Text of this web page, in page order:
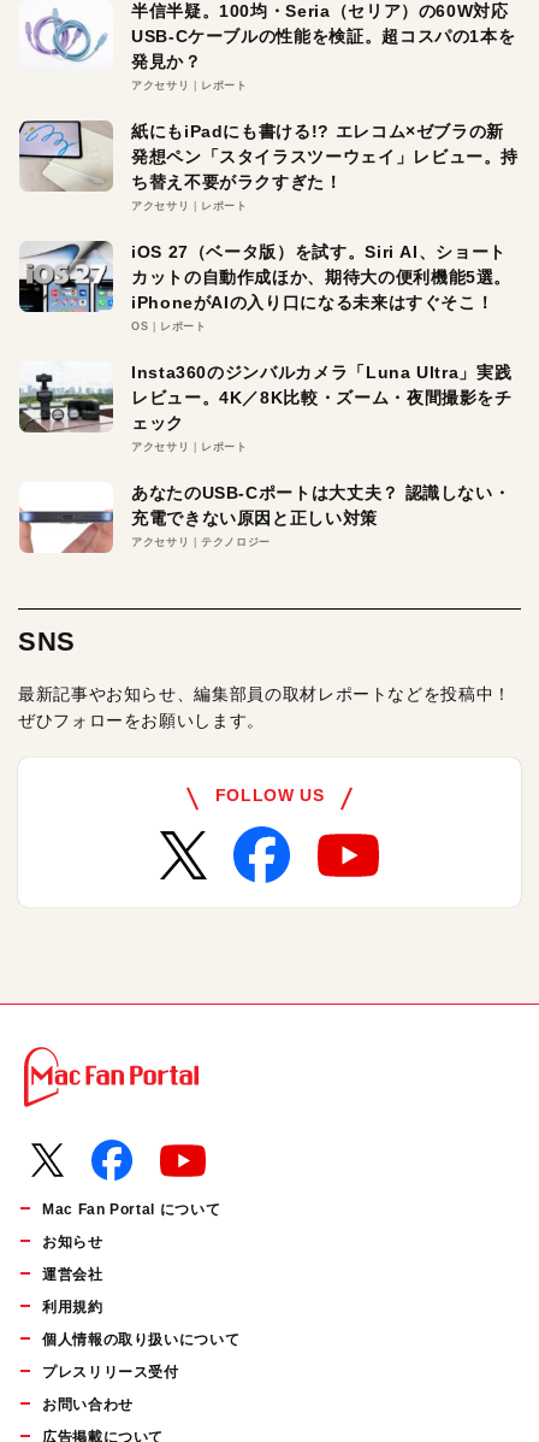
半信半疑。100均・Seria（セリア）の60W対応
USB-Cケーブルの性能を検証。超コスパの1本を
発見か？
アクセサリ レポート
紙にもiPadにも書ける!? エレコム×ゼブラの新
発想ペン「スタイラスツーウェイ」レビュー。持
ち替え不要がラクすぎた！
アクセサリ レポート
iOS 27（ベータ版）を試す。Siri AI、ショート
カットの自動作成ほか、期待大の便利機能5選。
iPhoneがAIの入り口になる未来はすぐそこ！
OS レポート
Insta360のジンバルカメラ「Luna Ultra」実践
レビュー。4K／8K比較・ズーム・夜間撮影をチ
ェック
アクセサリ レポート
あなたのUSB-Cポートは大丈夫？ 認識しない・
充電できない原因と正しい対策
アクセサリ テクノロジー
SNS
最新記事やお知らせ、編集部員の取材レポートなどを投稿中！
ぜひフォローをお願いします。
FOLLOW US
Mac Fan Portal について
お知らせ
運営会社
利用規約
個人情報の取り扱いについて
プレスリリース受付
お問い合わせ
広告掲載について